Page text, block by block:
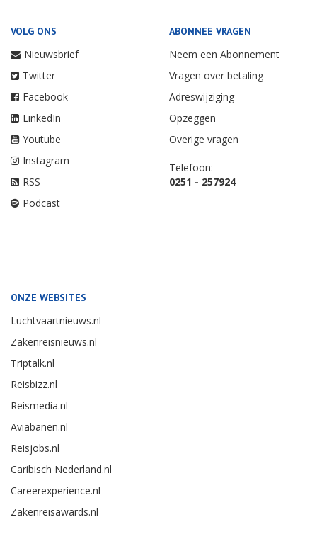
VOLG ONS
Nieuwsbrief
Twitter
Facebook
LinkedIn
Youtube
Instagram
RSS
Podcast
ABONNEE VRAGEN
Neem een Abonnement
Vragen over betaling
Adreswijziging
Opzeggen
Overige vragen
Telefoon:
0251 - 257924
ONZE WEBSITES
Luchtvaartnieuws.nl
Zakenreisnieuws.nl
Triptalk.nl
Reisbizz.nl
Reismedia.nl
Aviabanen.nl
Reisjobs.nl
Caribisch Nederland.nl
Careerexperience.nl
Zakenreisawards.nl